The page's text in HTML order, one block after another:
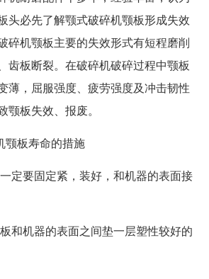
头必先了解颚式破碎机颚板形成失效
碎机颚板主要的失效形式有短程磨削
齿板断裂。在破碎机破碎过程中颚板
薄，屈服强度、疲劳强度及冲击韧性
颚板失效、报废。
颚板寿命的措施
定要固定紧，装好，和机器的表面接
和机器的表面之间垫一层塑性较好的